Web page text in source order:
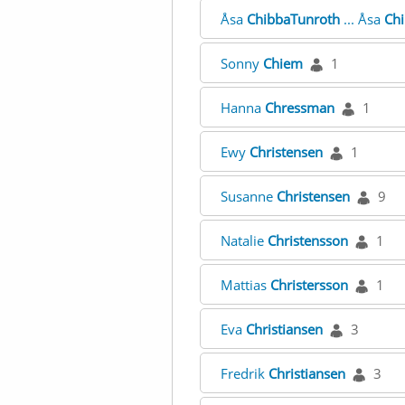
Åsa ChibbaTunroth... Åsa
Sonny Chiem 1
Hanna Chressman 1
Ewy Christensen 1
Susanne Christensen 9
Natalie Christensson 1
Mattias Christersson 1
Eva Christiansen 3
Fredrik Christiansen 3